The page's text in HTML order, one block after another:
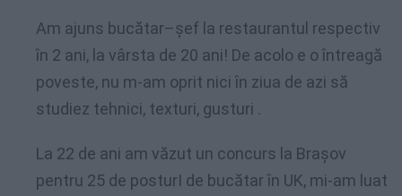
Am ajuns bucătar–şef la restaurantul respectiv
în 2 ani, la vârsta de 20 ani! De acolo e o întreagă
poveste, nu m-am oprit nici în ziua de azi să
studiez tehnici, texturi, gusturi .
La 22 de ani am văzut un concurs la Braşov
pentru 25 de posturI de bucătar în UK, mi-am luat